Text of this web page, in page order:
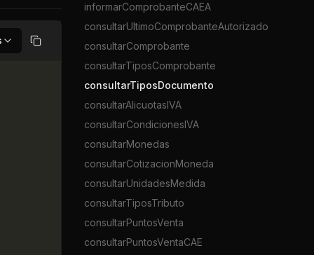
Copiar
informarComprobanteCAEA
consultarUltimoComprobanteAutorizado
consultarComprobante
consultarTiposComprobante
consultarTiposDocumento
consultarAlicuotasIVA
consultarCondicionesIVA
consultarMonedas
consultarCotizacionMoneda
consultarUnidadesMedida
consultarTiposTributo
consultarPuntosVenta
consultarPuntosVentaCAE